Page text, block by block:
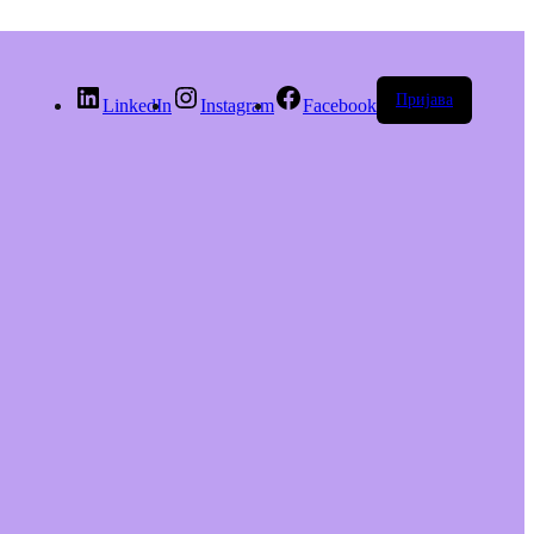
LinkedIn Instagram Facebook Пријава